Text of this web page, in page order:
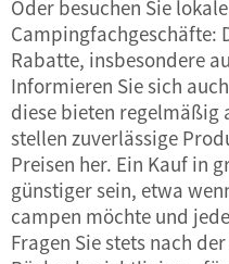
Oder besuchen Sie
Campingfachgeschäfte:
Rabatte, insbesondere
Informieren Sie sich
diese bieten regelmäßig
stellen zuverlässige
Preisen her. Ein Kauf in
günstiger sein, etwa
campen möchte und
Fragen Sie stets nach